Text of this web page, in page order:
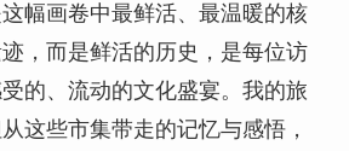
幅画卷中最鲜活、最温暖的核
，而是鲜活的历史，是每位访
的、流动的文化盛宴。我的旅
这些市集带走的记忆与感悟，